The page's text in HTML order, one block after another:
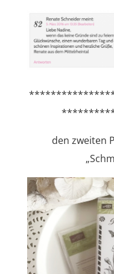
den zweiten